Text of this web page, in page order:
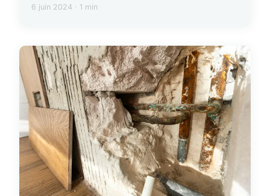
6 juin 2024 · 1 min